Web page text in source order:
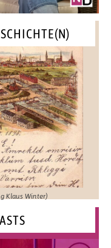
Klaus Winter)